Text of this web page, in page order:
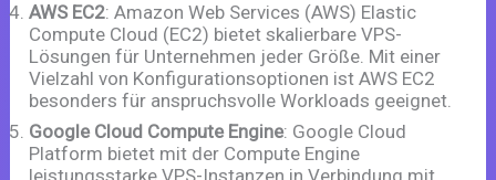
AWS EC2: Amazon Web Services (AWS) Elastic
Compute Cloud (EC2) bietet skalierbare VPS-
Lösungen für Unternehmen jeder Größe. Mit einer
Vielzahl von Konfigurationsoptionen ist AWS EC2
besonders für anspruchsvolle Workloads geeignet.
Google Cloud Compute Engine: Google Cloud
Platform bietet mit der Compute Engine